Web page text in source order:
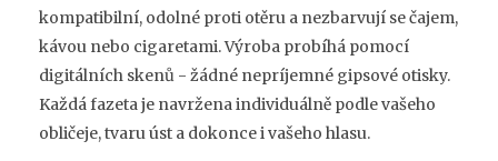
kompatibilní, odolné proti otěru a nezbarvují se čajem,
kávou nebo cigaretami. Výroba probíhá pomocí
digitálních skenů - žádné nepríjemné gipsové otisky.
Každá fazeta je navržena individuálně podle vašeho
obličeje, tvaru úst a dokonce i vašeho hlasu.